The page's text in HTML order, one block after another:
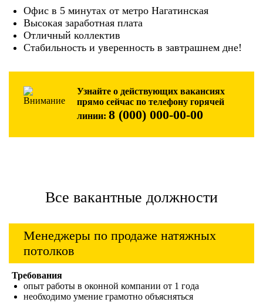
Офис в 5 минутах от метро Нагатинская
Высокая заработная плата
Отличный коллектив
Стабильность и уверенность в завтрашнем дне!
Узнайте о действующих вакансиях
прямо сейчас по телефону горячей
линии: 8 (000) 000-00-00
Все вакантные должности
Менеджеры по продаже натяжных
потолков
Требования
опыт работы в оконной компании от 1 года
необходимо умение грамотно объясняться